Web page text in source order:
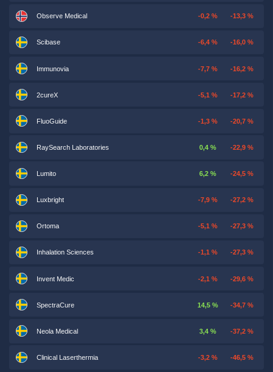
Observe Medical -0,2 % -13,3 %
Scibase -6,4 % -16,0 %
Immunovia -7,7 % -16,2 %
2cureX -5,1 % -17,2 %
FluoGuide -1,3 % -20,7 %
RaySearch Laboratories 0,4 % -22,9 %
Lumito 6,2 % -24,5 %
Luxbright -7,9 % -27,2 %
Ortoma -5,1 % -27,3 %
Inhalation Sciences -1,1 % -27,3 %
Invent Medic -2,1 % -29,6 %
SpectraCure 14,5 % -34,7 %
Neola Medical 3,4 % -37,2 %
Clinical Laserthermia -3,2 % -46,5 %